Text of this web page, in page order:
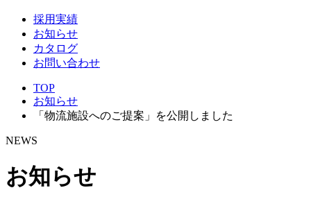
採用実績
お知らせ
カタログ
お問い合わせ
TOP
お知らせ
「物流施設へのご提案」を公開しました
NEWS
お知らせ